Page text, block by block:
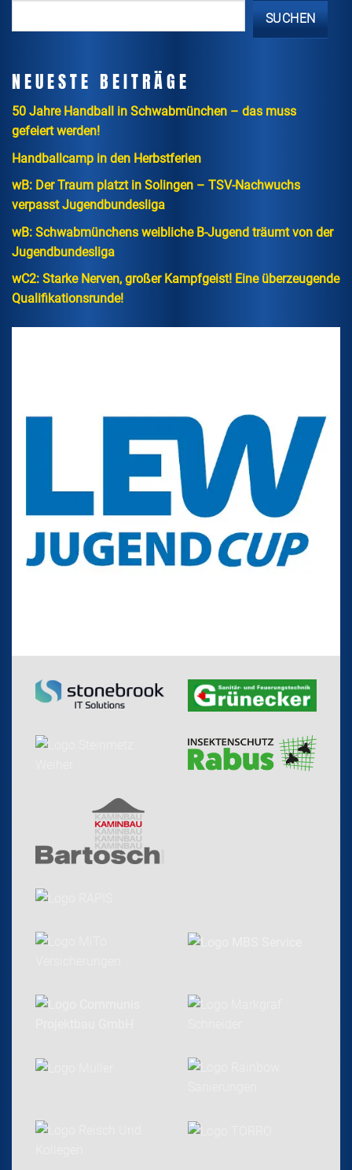
SUCHEN
NEUESTE BEITRÄGE
50 Jahre Handball in Schwabmünchen – das muss
gefeiert werden!
Handballcamp in den Herbstferien
wB: Der Traum platzt in Solingen – TSV-Nachwuchs
verpasst Jugendbundesliga
wB: Schwabmünchens weibliche B-Jugend träumt von der
Jugendbundesliga
wC2: Starke Nerven, großer Kampfgeist! Eine überzeugende
Qualifikationsrunde!